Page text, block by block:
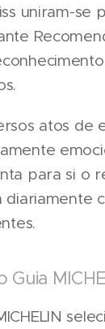
uniram-
atos de
para si o
diariamente
Guia